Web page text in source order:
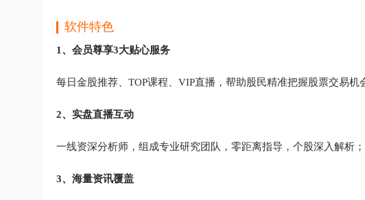
软件特色
1、会员尊享3大贴心服务
每日金股推荐、TOP课程、VIP直播，帮助股民精准把握股票交易机
2、实盘直播互动
一线资深分析师，组成专业研究团队，零距离指导，个股深入解析；
3、海量资讯覆盖